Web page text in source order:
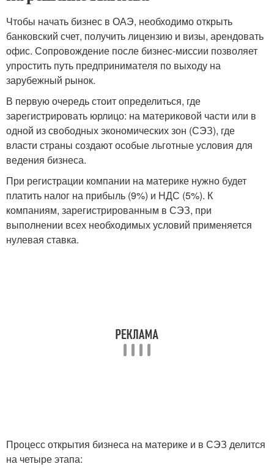
Чтобы начать бизнес в ОАЭ, необходимо открыть
банковский счет, получить лицензию и визы, арендовать
офис. Сопровождение после бизнес-миссии позволяет
упростить путь предпринимателя по выходу на
зарубежный рынок.
В первую очередь стоит определиться, где
зарегистрировать юрлицо: на материковой части или в
одной из свободных экономических зон (СЭЗ), где
власти страны создают особые льготные условия для
ведения бизнеса.
При регистрации компании на материке нужно будет
платить налог на прибыль (9%) и НДС (5%). К
компаниям, зарегистрированным в СЭЗ, при
выполнении всех необходимых условий применяется
нулевая ставка.
Процесс открытия бизнеса на материке и в СЭЗ делится
на четыре этапа: